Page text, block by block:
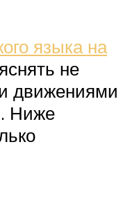
языка на
не
движениями
Ниже